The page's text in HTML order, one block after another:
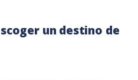
un destino de